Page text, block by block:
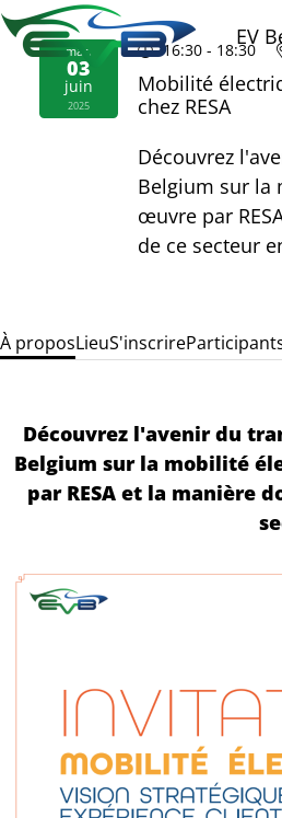
EV
mar.
03
juin
2025
16:30 - 18:30
Mobilité
chez RESA
Découvrez
Belgium sur la
œuvre par
de ce secteur
À proposLieuS'inscrire
Découvrez l'avenir du
Belgium sur la mobilité
par RESA et la manière